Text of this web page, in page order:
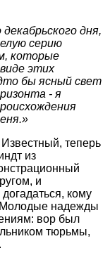
дня,
серию
которые
этих
бы ясный свет
- я
теперь
из
и
кому
Молодые надежды
вор был
тюрьмы,